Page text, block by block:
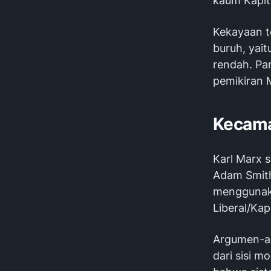
Kekayaan
buruh,
rendah.
pemikiran
Karl Marx
Adam
Liberal/
Argumen-
dari sisi